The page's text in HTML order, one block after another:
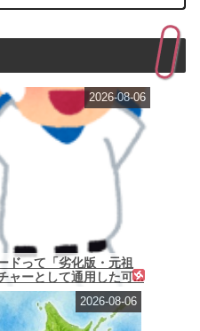
ドって「劣化版・元祖
ャーとして通用した可...
2026-08-06
2026-08-06